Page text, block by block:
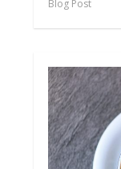
Blog Post